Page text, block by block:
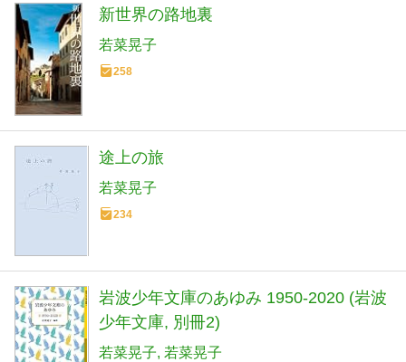
新世界の路地裏
若菜晃子
258
途上の旅
若菜晃子
234
岩波少年文庫のあゆみ 1950-2020 (岩波
少年文庫, 別冊2)
若菜晃子 若菜晃子